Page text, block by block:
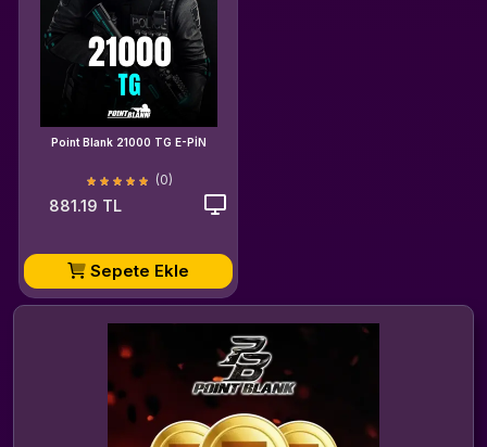
Point Blank 21000 TG E-PİN
(0)
881.19 TL
Sepete Ekle